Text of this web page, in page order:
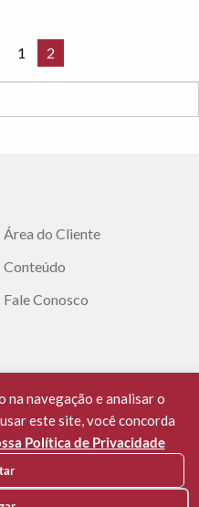
1 2
Área do Cliente
Conteúdo
Fale Conosco
OAB/SC
na navegação e analisar o
este site, você concorda
Política de Privacidade